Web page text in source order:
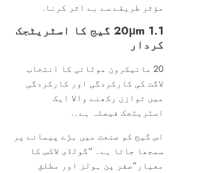
مؤثر طریقے سے بے اثر کرنا.
1.1 20μm گیج کا اسٹریٹجک
کردار
20 مائیکرون موٹائی کا انتخاب
لاگت کی کارکردگی اور کارکردگی
میں توازن رکھنے والا ایک
اسٹریٹجک فیصلہ ہے۔.
اس گیج کو صنعت میں بڑے پیمانے پر
سمجھا جاتا ہے۔ “گولڈی لاکس کا
معیار”صفر پن ہولز اور مطلق